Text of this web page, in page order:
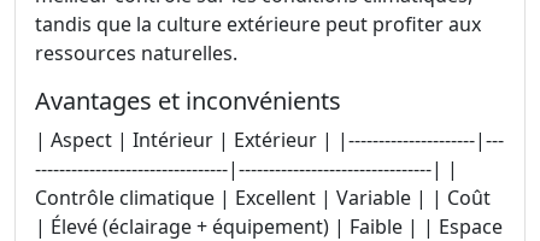
tandis que la culture extérieure peut profiter aux
ressources naturelles.
Avantages et inconvénients
| Aspect | Intérieur | Extérieur | |---------------------|---
--------------------------------|--------------------------------| |
Contrôle climatique | Excellent | Variable | | Coût
| Élevé (éclairage + équipement) | Faible | | Espace